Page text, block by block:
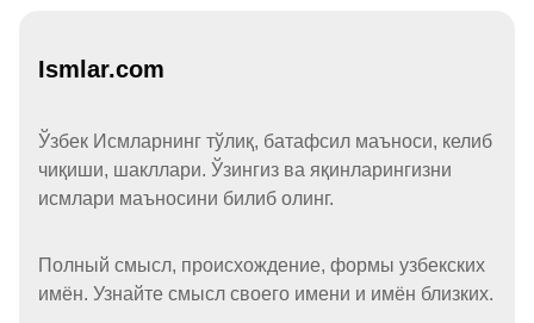
Ismlar.com
Ўзбек Исмларнинг тўлиқ, батафсил маъноси, келиб
чиқиши, шакллари. Ўзингиз ва яқинларингизни
исмлари маъносини билиб олинг.
Полный смысл, происхождение, формы узбекских
имён. Узнайте смысл своего имени и имён близких.